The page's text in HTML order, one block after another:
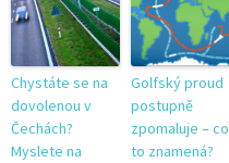
Chystáte se na
dovolenou v
Čechách?
Myslete na
Golfský proud
postupně
zpomaluje – co
to znamená?